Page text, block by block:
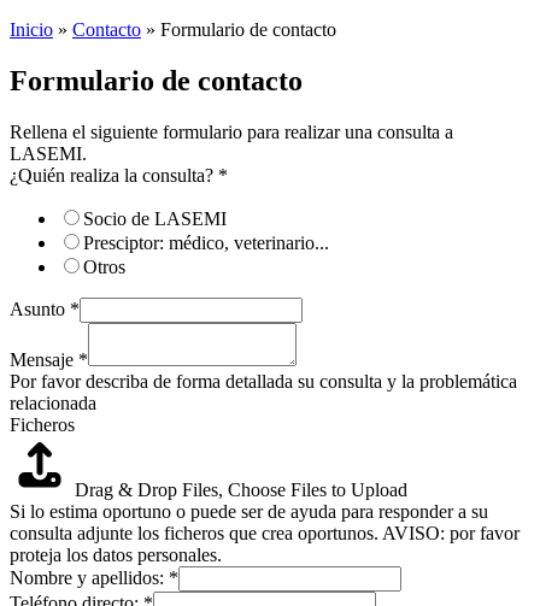
Inicio » Contacto » Formulario de contacto
Formulario de contacto
Rellena el siguiente formulario para realizar una consulta a
LASEMI.
¿Quién realiza la consulta? *
Socio de LASEMI
Presciptor: médico, veterinario...
Otros
Asunto *
Mensaje *
Por favor describa de forma detallada su consulta y la problemática
relacionada
Ficheros
Drag & Drop Files, Choose Files to Upload
Si lo estima oportuno o puede ser de ayuda para responder a su
consulta adjunte los ficheros que crea oportunos. AVISO: por favor
proteja los datos personales.
Nombre y apellidos: *